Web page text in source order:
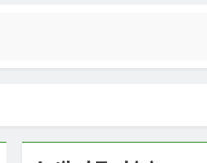
Ketangguhan Perempuan